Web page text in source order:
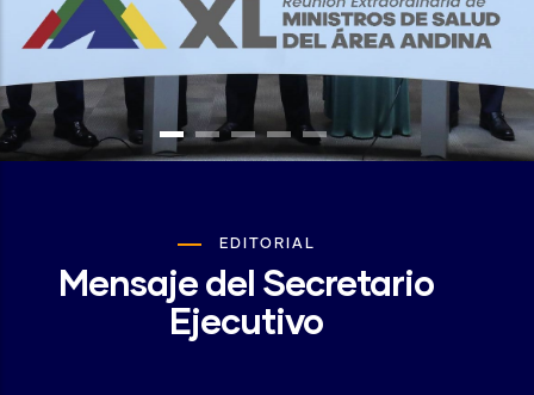
EDITORIAL
Mensaje del Secretario
Ejecutivo